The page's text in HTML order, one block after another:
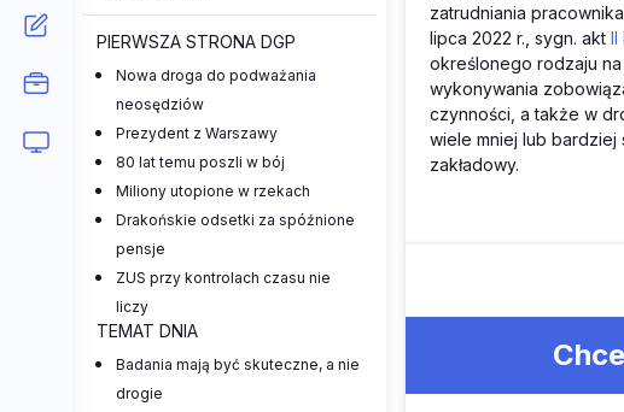
PIERWSZA STRONA DGP
Nowa droga do podważania
neosędziów
Prezydent z Warszawy
80 lat temu poszli w bój
Miliony utopione w rzekach
Drakońskie odsetki za spóźnione
pensje
ZUS przy kontrolach czasu nie
liczy
TEMAT DNIA
Badania mają być skuteczne, a nie
drogie
zatrudniania
lipca 2022 r., sygn. akt II
określonego rodzaju
wykonywania
czynności, a także w
wiele mniej lub
zakładowy.